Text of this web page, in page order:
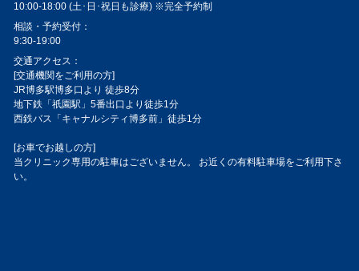
10:00-18:00 (土･日･祝日も診療) ※完全予約制
相談・予約受付：
9:30-19:00
交通アクセス：
[交通機関をご利用の方]
JR博多駅博多口より 徒歩8分
地下鉄「祇園駅」5番出口より徒歩1分
西鉄バス「キャナルシティ博多前」徒歩1分
[お車でお越しの方]
当クリニック専用の駐車はございません。 お近くの有料駐車場をご利用下さ
い。